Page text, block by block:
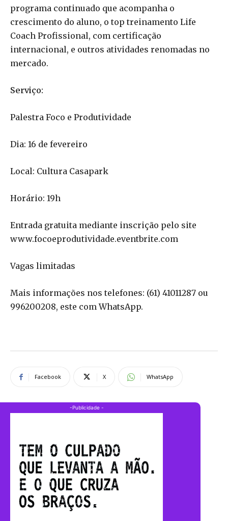
programa continuado que acompanha o
crescimento do aluno, o top treinamento Life
Coach Profissional, com certificação
internacional, e outros atividades renomadas no
mercado.
Serviço:
Palestra Foco e Produtividade
Dia: 16 de fevereiro
Local: Cultura Casapark
Horário: 19h
Entrada gratuita mediante inscrição pelo site
www.focoeprodutividade.eventbrite.com
Vagas limitadas
Mais informações nos telefones: (61) 41011287 ou
996200208, este com WhatsApp.
Facebook X WhatsApp
-Publicidade -